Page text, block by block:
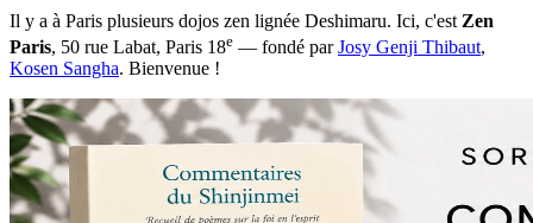
Il y a à Paris plusieurs dojos zen lignée Deshimaru. Ici, c'est Zen
Paris, 50 rue Labat, Paris 18e — fondé parJosy Genji Thibaut,
Kosen Sangha. Bienvenue !